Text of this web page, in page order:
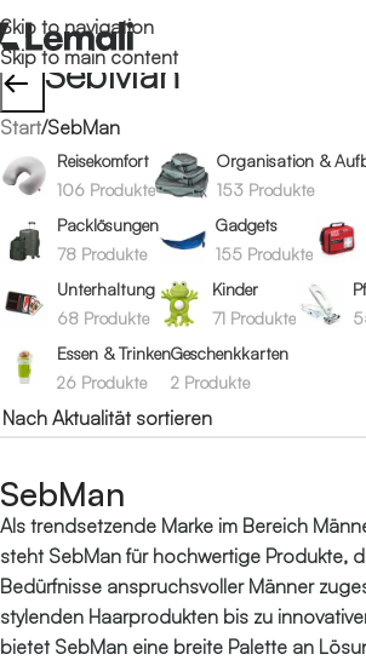
Skip to navigation
Skip to main content
← SebMan
Start/SebMan
Reisekomfort
106 Produkte
Organisation &
153 Produkte
Packlösungen
78 Produkte
Gadgets
155 Produkte
Unterhaltung
68 Produkte
Kinder
71 Produkte
Essen & Trinken
26 Produkte
Geschenkkarten
2 Produkte
SebMan
Als trendsetzende Marke im Bereich
steht SebMan für hochwertige Produkte,
Bedürfnisse anspruchsvoller Männer
stylenden Haarprodukten bis zu
bietet SebMan eine breite Palette an